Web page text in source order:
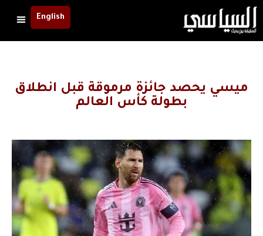
English
ميسي يحصد جائزة مرموقة قبل انطلاق
بطولة كأس العالم